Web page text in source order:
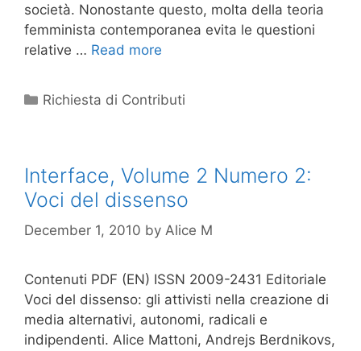
società. Nonostante questo, molta della teoria
femminista contemporanea evita le questioni
relative … Read more
Categories
Richiesta di Contributi
Interface, Volume 2 Numero 2:
Voci del dissenso
December 1, 2010 by Alice M
Contenuti PDF (EN) ISSN 2009-2431 Editoriale
Voci del dissenso: gli attivisti nella creazione di
media alternativi, autonomi, radicali e
indipendenti. Alice Mattoni, Andrejs Berdnikovs,